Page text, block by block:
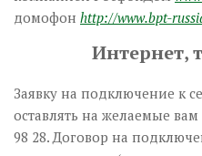
домофон http://www.bpt-
Интернет,
Заявку на подключение к
оставлять на желаемые
98 28. Договор на